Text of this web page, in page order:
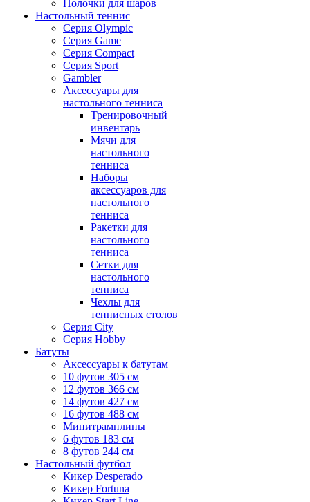
Полочки для шаров
Настольный теннис
Серия Olympic
Серия Game
Серия Compact
Серия Sport
Gambler
Аксессуары для
настольного тенниса
Тренировочный
инвентарь
Мячи для
настольного
тенниса
Наборы
аксессуаров для
настольного
тенниса
Ракетки для
настольного
тенниса
Сетки для
настольного
тенниса
Чехлы для
теннисных столов
Серия City
Серия Hobby
Батуты
Аксессуары к батутам
10 футов 305 см
12 футов 366 см
14 футов 427 см
16 футов 488 см
Минитрамплины
6 футов 183 см
8 футов 244 см
Настольный футбол
Кикер Desperado
Кикер Fortuna